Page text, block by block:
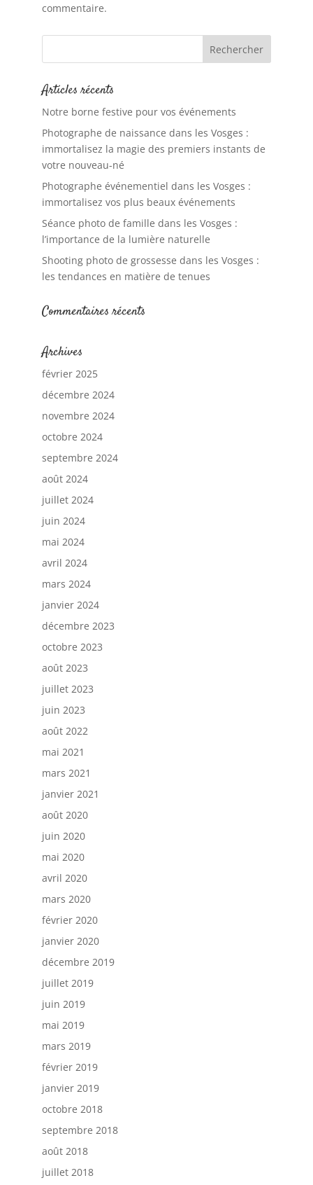
commentaire.
Articles récents
Notre borne festive pour vos événements
Photographe de naissance dans les Vosges :
immortalisez la magie des premiers instants de
votre nouveau-né
Photographe événementiel dans les Vosges :
immortalisez vos plus beaux événements
Séance photo de famille dans les Vosges :
l’importance de la lumière naturelle
Shooting photo de grossesse dans les Vosges :
les tendances en matière de tenues
Commentaires récents
Archives
février 2025
décembre 2024
novembre 2024
octobre 2024
septembre 2024
août 2024
juillet 2024
juin 2024
mai 2024
avril 2024
mars 2024
janvier 2024
décembre 2023
octobre 2023
août 2023
juillet 2023
juin 2023
août 2022
mai 2021
mars 2021
janvier 2021
août 2020
juin 2020
mai 2020
avril 2020
mars 2020
février 2020
janvier 2020
décembre 2019
juillet 2019
juin 2019
mai 2019
mars 2019
février 2019
janvier 2019
octobre 2018
septembre 2018
août 2018
juillet 2018